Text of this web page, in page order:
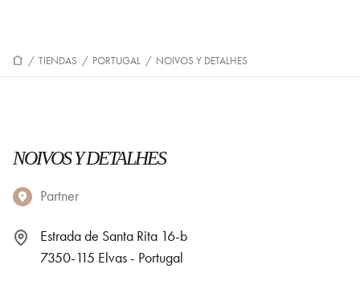
/ TIENDAS / PORTUGAL / NOIVOS Y DETALHES
NOIVOS Y DETALHES
Partner
Estrada de Santa Rita 16-b
7350-115 Elvas - Portugal